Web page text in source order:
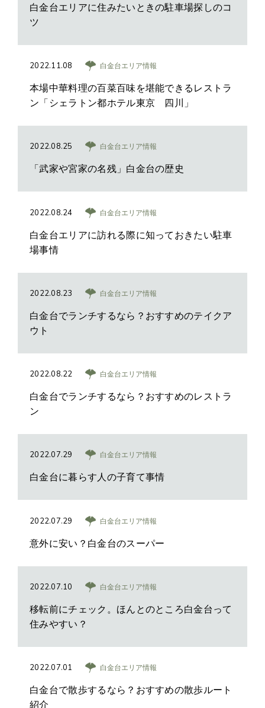
白金台エリアに住みたいときの駐車場探しのコ
ツ
2022.11.08 白金台エリア情報
本場中華料理の百菜百味を堪能できるレストラ
ン「シェラトン都ホテル東京 四川」
2022.08.25 白金台エリア情報
「武家や宮家の名残」白金台の歴史
2022.08.24 白金台エリア情報
白金台エリアに訪れる際に知っておきたい駐車
場事情
2022.08.23 白金台エリア情報
白金台でランチするなら？おすすめのテイクア
ウト
2022.08.22 白金台エリア情報
白金台でランチするなら？おすすめのレストラ
ン
2022.07.29 白金台エリア情報
白金台に暮らす人の子育て事情
2022.07.29 白金台エリア情報
意外に安い？白金台のスーパー
2022.07.10 白金台エリア情報
移転前にチェック。ほんとのところ白金台って
住みやすい？
2022.07.01 白金台エリア情報
白金台で散歩するなら？おすすめの散歩ルート
紹介